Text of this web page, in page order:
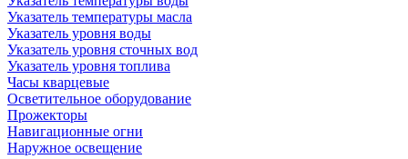
Указатель температуры масла
Указатель уровня воды
Указатель уровня сточных вод
Указатель уровня топлива
Часы кварцевые
Осветительное оборудование
Прожекторы
Навигационные огни
Наружное освещение